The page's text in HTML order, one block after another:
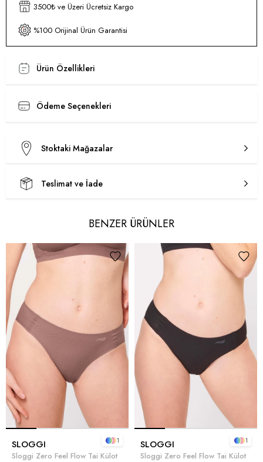
3500₺ ve Üzeri Ücretsiz Kargo
%100 Orijinal Ürün Garantisi
Ürün Özellikleri
Ödeme Seçenekleri
Stoktaki Mağazalar
Teslimat ve İade
BENZER ÜRÜNLER
SLOGGI
Sloggi Zero Feel Flow Tai Külot
1 SLOGGI
Sloggi Zero Feel Flow Tai Külot
1